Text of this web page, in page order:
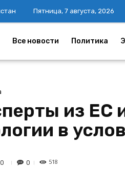
Пятница, 7 августа, 2026
Все новости Политика
из ЕС
в
0 518